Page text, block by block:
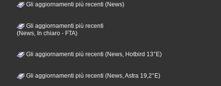
Gli aggiornamenti più recenti (News)
Gli aggiornamenti più recenti
(News, In chiaro - FTA)
Gli aggiornamenti più recenti (News, Hotbird 13°E)
Gli aggiornamenti più recenti (News, Astra 19,2°E)